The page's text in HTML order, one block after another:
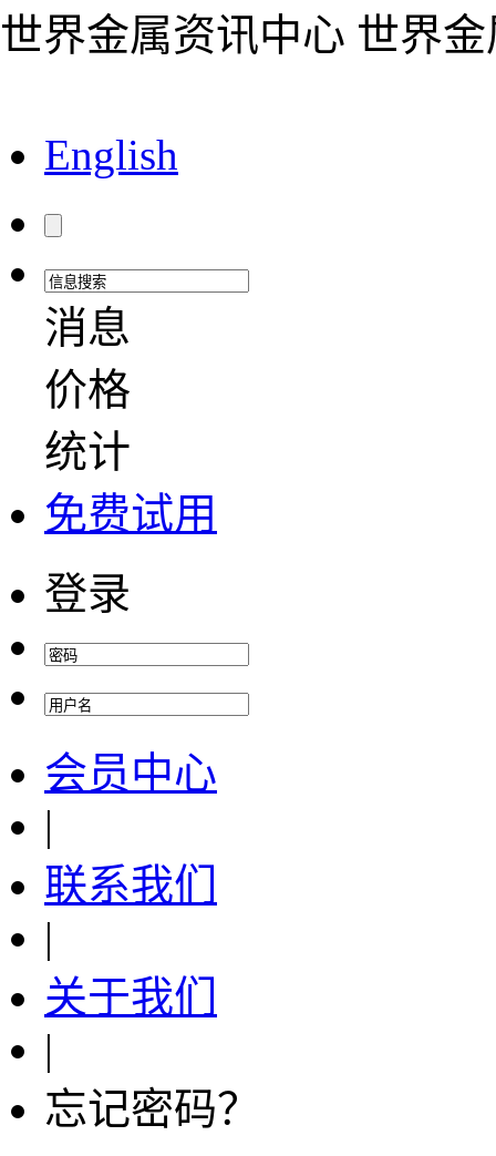
世界金属资讯中心 世界
English
消息
价格
统计
免费试用
登录
会员中心
|
联系我们
|
关于我们
|
忘记密码？